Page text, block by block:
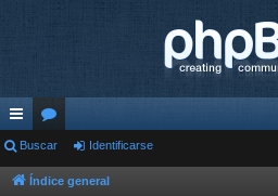
nl
ac
or
os
Buscar Identificarse
Índice general